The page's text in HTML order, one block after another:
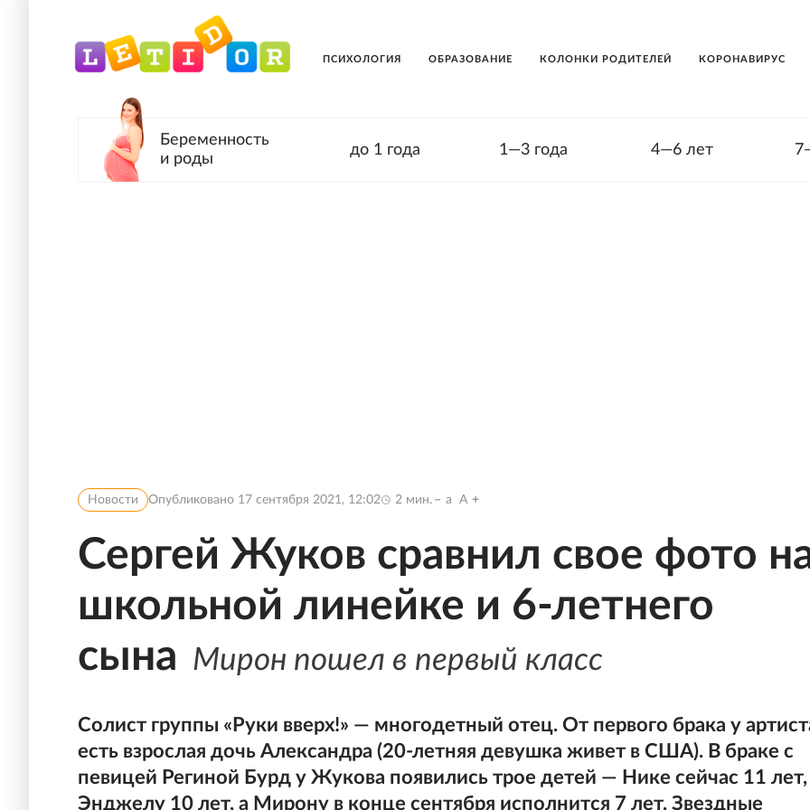
ПСИХОЛОГИЯ ОБРАЗОВАНИЕ КОЛОНКИ РОДИТЕЛЕЙ КОРОНАВИРУС
Беременность
и роды
до 1 года 1—3 года 4—6 лет
Новости Опубликовано 17 сентября 2021, 12:02 2 мин. a A
Сергей Жуков сравнил свое фото
школьной линейке и 6-летнего
сына Мирон пошел в первый класс
Солист группы «Руки вверх!» — многодетный отец. От первого брака у
есть взрослая дочь Александра (20-летняя девушка живет в США). В браке с
певицей Региной Бурд у Жукова появились трое детей — Нике сейчас 11 лет,
Энджелу 10 лет, а Мирону в конце сентября исполнится 7 лет. Звездные